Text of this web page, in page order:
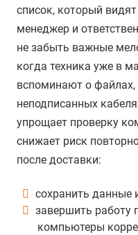
список, который
менеджер и
не забыть важные
когда техника уже в
вспоминают о файлах,
неподписанных
упрощает проверку
снижает риск
после доставки:
сохранить данные
завершить
компьютеры